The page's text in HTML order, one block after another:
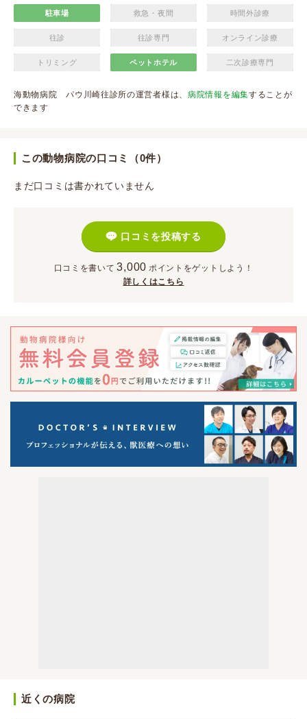
駐車場 救急・夜間 時間外診療
往診 往診専門 オンライン診療
トリミング ペットホテル 二次診療専門
海動物病院 パウ川崎往診所の運営者様は、 病院情報を編集することが
できます
この動物病院の口コミ（0件）
まだ口コミは書かれていません
口コミを投稿する
口コミを書いて 3,000 ポイント をゲットしよう！
詳しくはこちら
近くの病院